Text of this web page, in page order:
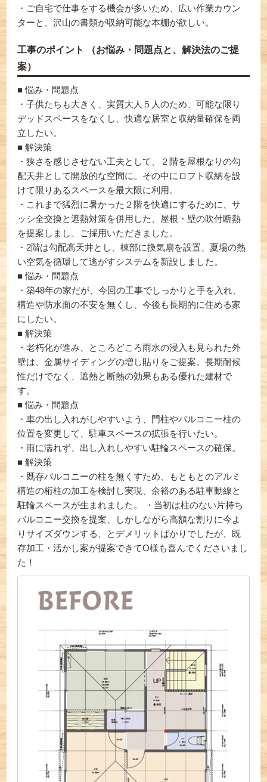
・ご自宅で仕事をする機会が多いため、広い作業カウン
ターと、沢山の書類が収納可能な本棚が欲しい。
工事のポイント （お悩み・問題点と、解決法のご提
案）
■ 悩み・問題点
・子供たちも大きく、実質大人５人のため、可能な限り
デッドスペースをなくし、快適な居室と収納量確保を両
立したい。
■ 解決策
・狭さを感じさせない工夫として、２階を屋根なりの勾
配天井として開放的な空間に。その中にロフト収納を設
けて限りあるスペースを最大限に利用。
・これまで猛烈に暑かった２階を快適にするために、サ
ッシ全交換と遮熱対策を併用した、屋根・壁の吹付断熱
を提案しまし、ご採用いただきました。
・2階は勾配高天井とし、棟部に換気扇を設置、夏場の熱
い空気を循環して逃がすシステムを新設しました。
■ 悩み・問題点
・築48年の家だが、今回の工事でしっかりと手を入れ、
構造や防水面の不安を無くし、今後も長期的に住める家
にしたい。
■ 解決策
・老朽化が進み、ところどころ雨水の浸入も見られた外
壁は、金属サイディングの増し貼りをご提案。長期耐候
性だけでなく、遮熱と断熱の効果もある優れた建材で
す。
■ 悩み・問題点
・車の出し入れがしやすいよう、門柱やバルコニー柱の
位置を変更して、駐車スペースの拡張を行いたい。
・雨に濡れず、出し入れしやすい駐輪スペースの確保。
■ 解決策
・既存バルコニーの柱を無くすため、もともとのアルミ
構造の桁柱の加工を検討し実現、余裕のある駐車動線と
駐輪スペースが生まれました。 ・当初は柱のない片持ち
バルコニー交換を提案、しかしながら高額な割りに今よ
りサイズダウンする、とデメリットばかりでしたが、既
存加工・活かし案が提案できてO様も喜んでくださいまし
た！